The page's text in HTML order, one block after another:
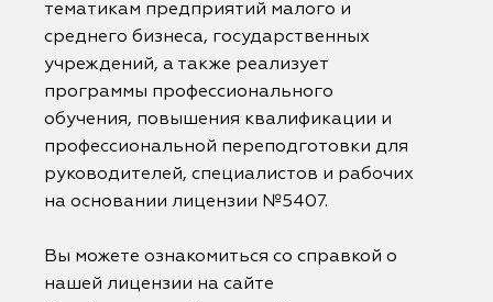
тематикам предприятий малого и
среднего бизнеса, государственных
учреждений, а также реализует
программы профессионального
обучения, повышения квалификации и
профессиональной переподготовки для
руководителей, специалистов и рабочих
на основании лицензии №5407.
Вы можете ознакомиться со справкой о
нашей лицензии на сайте